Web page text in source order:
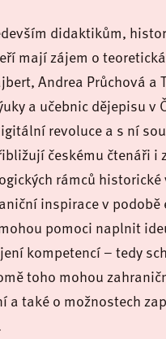
didaktikům,
mají zájem o
Andrea Průchová a
a učebnic dějepisu v
revoluce a s ní
českému čtenáři
rámců
inspirace v
pomoci naplnit
kompetencí – tedy
toho mohou
a také o možnostech